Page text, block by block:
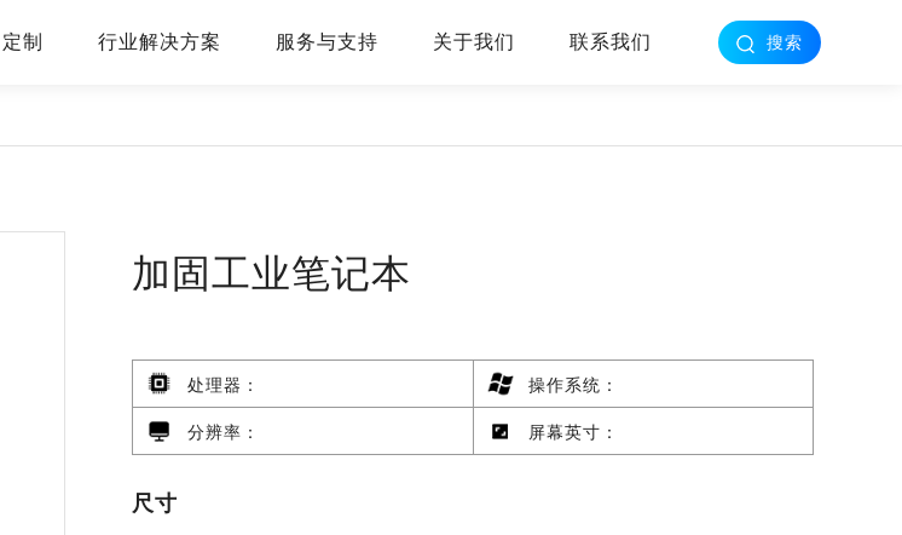
定制 行业解决方案 服务与支持 关于我们 联系我们 搜索
加固工业笔记本
处理器： 操作系统：
分辨率： 屏幕英寸：
尺寸